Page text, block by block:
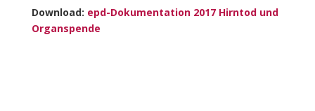
Download: epd-Dokumentation 2017 Hirntod und
Organspende